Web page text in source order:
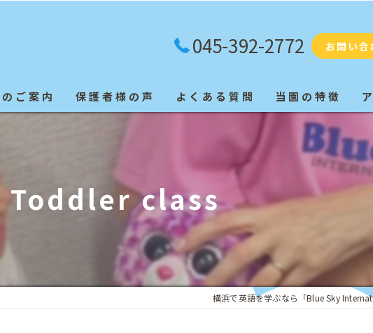
045-392-2772 お問い合
ご案内 保護者様の声 よくある質問 当園の特徴
プリスクール
教育
発音
Toddler class
横浜で英語を学ぶなら「Blue Sky